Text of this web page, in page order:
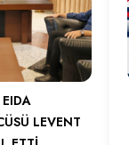
LEVENT